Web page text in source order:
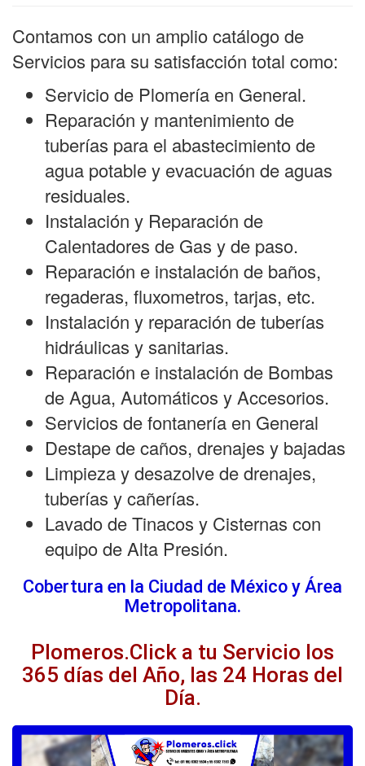
Contamos con un amplio catálogo de
Servicios para su satisfacción total como:
Servicio de Plomería en General.
Reparación y mantenimiento de
tuberías para el abastecimiento de
agua potable y evacuación de aguas
residuales.
Instalación y Reparación de
Calentadores de Gas y de paso.
Reparación e instalación de baños,
regaderas, fluxometros, tarjas, etc.
Instalación y reparación de tuberías
hidráulicas y sanitarias.
Reparación e instalación de Bombas
de Agua, Automáticos y Accesorios.
Servicios de fontanería en General
Destape de caños, drenajes y bajadas
Limpieza y desazolve de drenajes,
tuberías y cañerías.
Lavado de Tinacos y Cisternas con
equipo de Alta Presión.
Cobertura en la Ciudad de México y Área
Metropolitana.
Plomeros.Click a tu Servicio los
365 días del Año, las 24 Horas del
Día.